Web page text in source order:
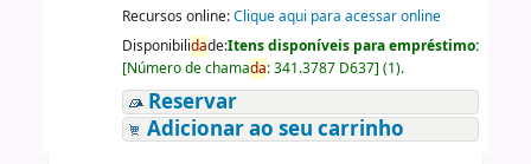
Recursos online:Clique aqui para acessar online
Disponibilidade:Itens disponíveis para empréstimo:
[Número de chamada:341.3787 D637] (1).
Reservar
Adicionar ao seu carrinho